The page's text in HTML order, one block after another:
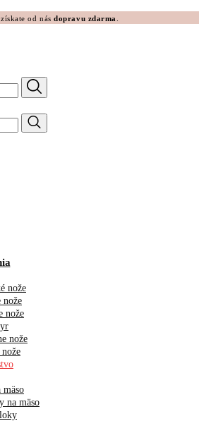
získate od násdopravu zdarma
nože
nože
nože
nože
nože
mäso
na mäso